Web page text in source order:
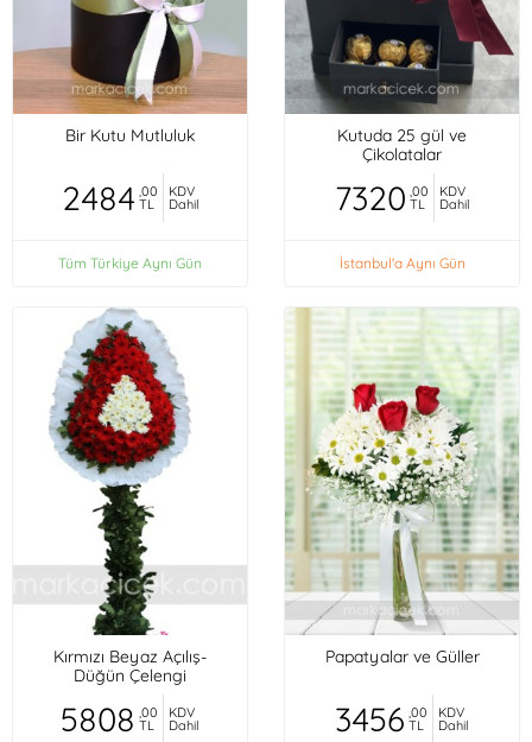
Bir Kutu Mutluluk
2484 ,00
TL
KDV
Dahil
Tüm Türkiye Aynı Gün
Kutuda 25 gül ve
Çikolatalar
7320 ,00
TL
KDV
Dahil
İstanbul'a Aynı Gün
Kırmızı Beyaz Açılış-
Düğün Çelengi
5808 ,00
TL
KDV
Dahil
Papatyalar ve Güller
3456 ,00
TL
KDV
Dahil